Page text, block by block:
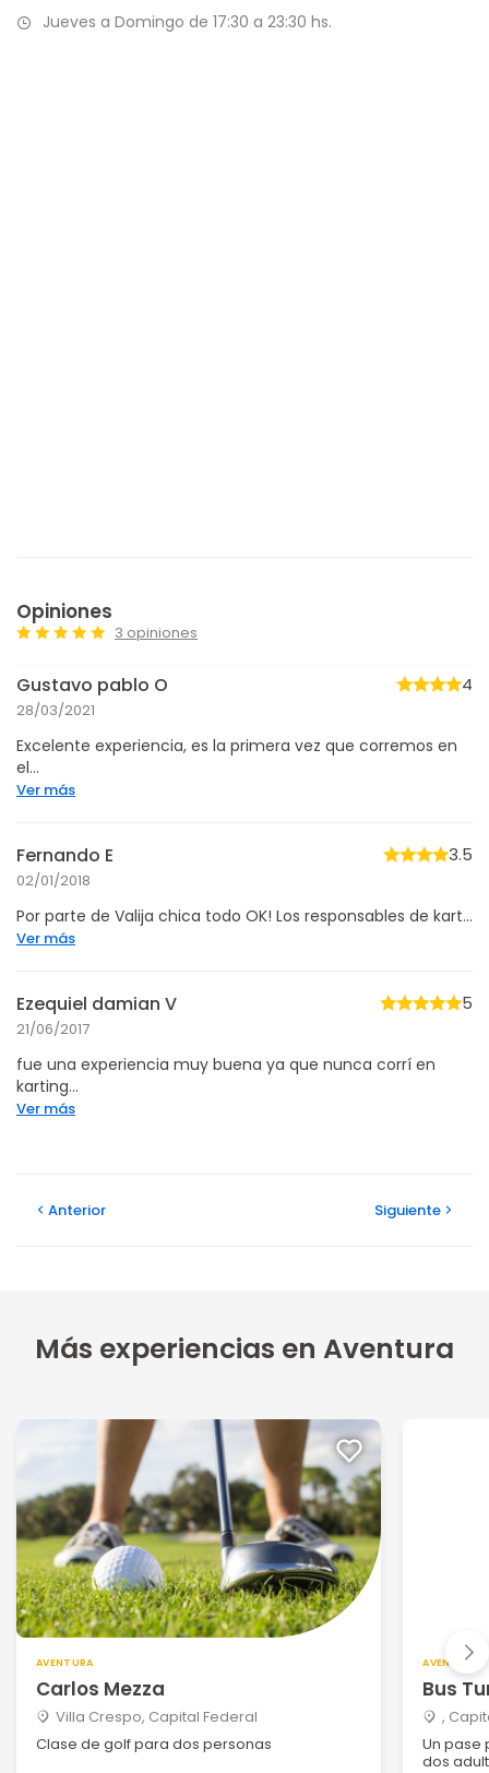
Jueves a Domingo de 17:30 a 23:30 hs.
Opiniones
3 opiniones
Gustavo pablo O
28/03/2021
4
Excelente experiencia, es la primera vez que corremos en
el...
Ver más
Fernando E
02/01/2018
3.5
Por parte de Valija chica todo OK! Los responsables de kart...
Ver más
Ezequiel damian V
21/06/2017
5
fue una experiencia muy buena ya que nunca corrí en
karting...
Ver más
Anterior Siguiente
Más experiencias en Aventura
AVENTURA
Carlos Mezza
Villa Crespo, Capital Federal
Clase de golf para dos personas
AVENTURA
Bus
,
Un pase
dos